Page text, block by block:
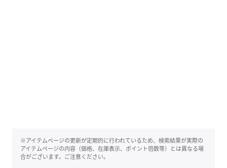
※アイテムページの更新が定期的に行われているため、検索結果が実際の
アイテムページの内容（価格、在庫表示、ポイント倍数等）とは異なる場
合がございます。ご注意ください。